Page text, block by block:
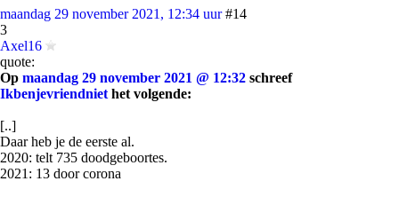
maandag 29 november 2021, 12:34 uur #14
3
Axel16
quote:
Op maandag 29 november 2021 @ 12:32 schreef
Ikbenjevriendniet het volgende:
[..]
Daar heb je de eerste al.
2020: telt 735 doodgeboortes.
2021: 13 door corona